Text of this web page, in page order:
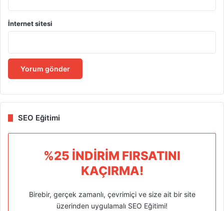
İnternet sitesi
SEO Eğitimi
%25 İNDIRIM FIRSATINI
KAÇIRMA!
Birebir, gerçek zamanlı, çevrimiçi ve size ait bir site
üzerinden uygulamalı SEO Eğitimi!